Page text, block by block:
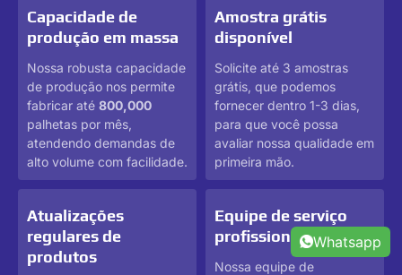
Capacidade de
produção em massa
Nossa robusta capacidade
de produção nos permite
fabricar até 800,000
palhetas por mês,
atendendo demandas de
alto volume com facilidade.
Amostra grátis
disponível
Solicite até 3 amostras
grátis, que podemos
fornecer dentro 1-3 dias,
para que você possa
avaliar nossa qualidade em
primeira mão.
Atualizações
regulares de
produtos
Equipe de serviço
profissional
Nossa equipe de
Whatsapp